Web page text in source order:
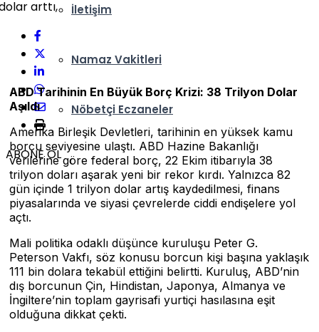
İletişim
Namaz Vakitleri
Nöbetçi Eczaneler
ABONE OL
ABD Tarihinin En Büyük Borç Krizi: 38 Trilyon Dolar
Aşıldı
Amerika Birleşik Devletleri, tarihinin en yüksek kamu
borcu seviyesine ulaştı. ABD Hazine Bakanlığı
verilerine göre federal borç, 22 Ekim itibarıyla 38
trilyon doları aşarak yeni bir rekor kırdı. Yalnızca 82
gün içinde 1 trilyon dolar artış kaydedilmesi, finans
piyasalarında ve siyasi çevrelerde ciddi endişelere yol
açtı.
Mali politika odaklı düşünce kuruluşu Peter G.
Peterson Vakfı, söz konusu borcun kişi başına yaklaşık
111 bin dolara tekabül ettiğini belirtti. Kuruluş, ABD’nin
dış borcunun Çin, Hindistan, Japonya, Almanya ve
İngiltere’nin toplam gayrisafi yurtiçi hasılasına eşit
olduğuna dikkat çekti.